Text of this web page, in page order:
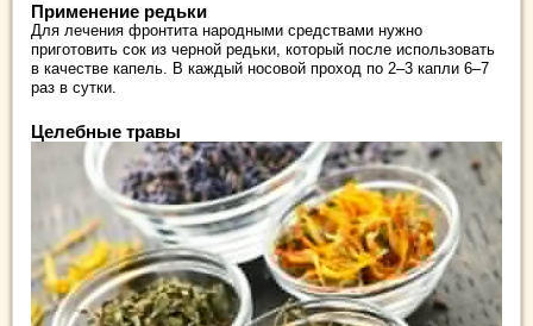
Применение редьки
Для лечения фронтита народными средствами нужно
приготовить сок из черной редьки, который после использовать
в качестве капель. В каждый носовой проход по 2–3 капли 6–7
раз в сутки.
Целебные травы